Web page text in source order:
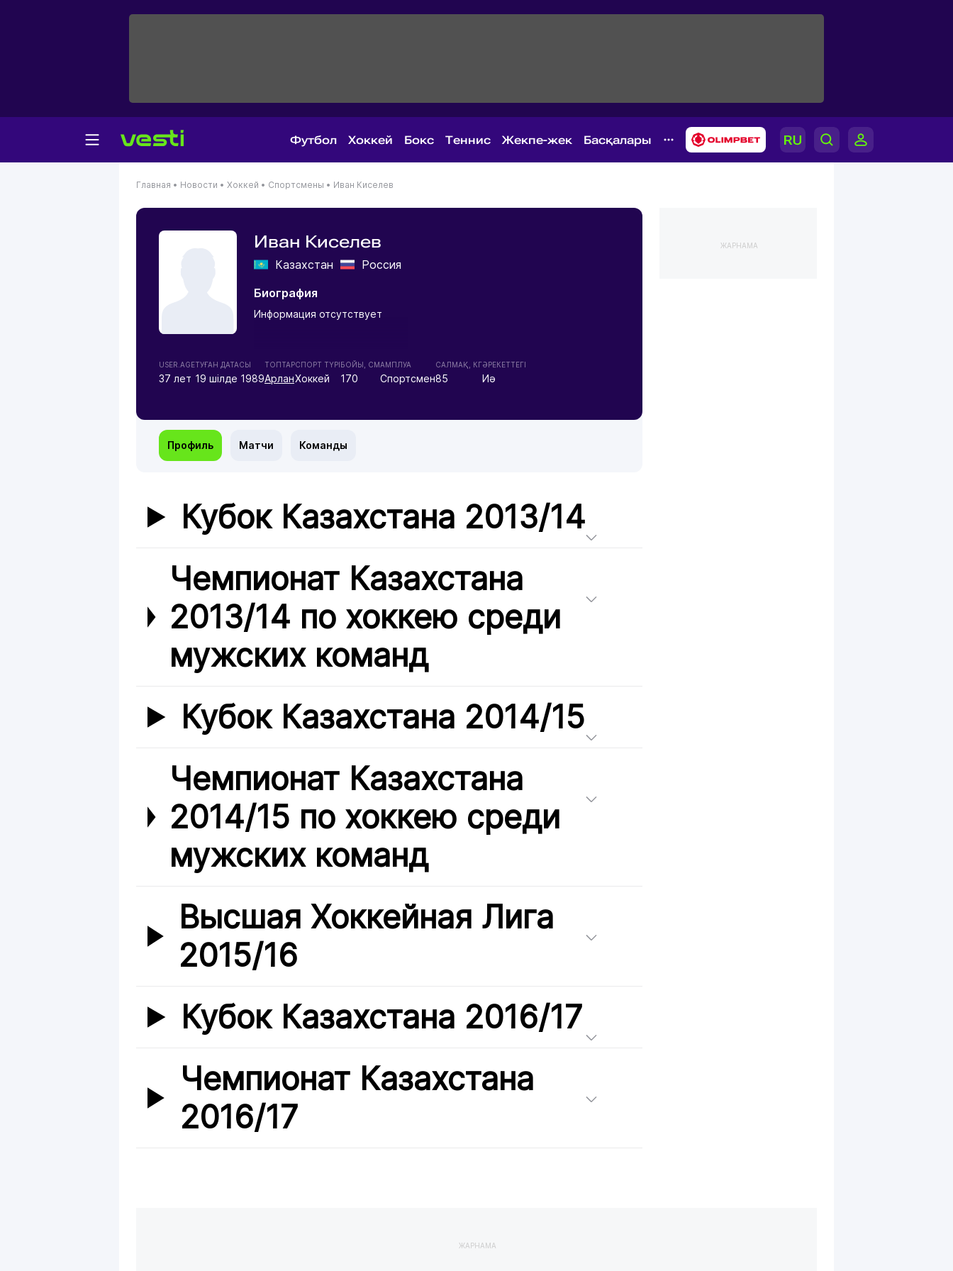
Футбол Хоккей Бокс Теннис Жекпе-жек Басқалары
Главная • Новости • Хоккей • Спортсмены • Иван Киселев
Иван Киселев
Казахстан
Россия
Биография
Информация отсутствует
USER.AGE
37 лет
ТУҒАН ДАТАСЫ
19 шілде 1989
ТОПТАР
Арлан
СПОРТ ТҮРІ
Хоккей
БОЙЫ, СМ
170
АМПЛУА
Спортсмен
CАЛМАҚ, КГ
85
ӘРЕКЕТТЕГІ
Иә
Профиль Матчи Команды
Кубок Казахстана 2013/14
Чемпионат Казахстана
2013/14 по хоккею среди
мужских команд
Кубок Казахстана 2014/15
Чемпионат Казахстана
2014/15 по хоккею среди
мужских команд
Высшая Хоккейная Лига
2015/16
Кубок Казахстана 2016/17
Чемпионат Казахстана
2016/17
ЖАРНАМА
ЖАРНАМА